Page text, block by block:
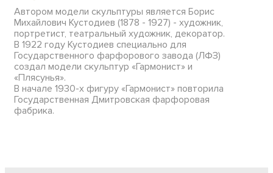
Автором модели скульптуры является Борис
Михайлович Кустодиев (1878 - 1927) - художник,
портретист, театральный художник, декоратор.
В 1922 году Кустодиев специально для
Государственного фарфорового завода (ЛФЗ)
создал модели скульптур «Гармонист» и
«Плясунья».
В начале 1930-х фигуру «Гармонист» повторила
Государственная Дмитровская фарфоровая
фабрика.